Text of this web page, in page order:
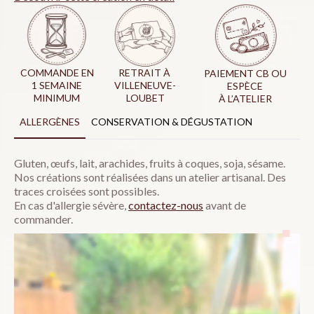
COMMANDE EN
1 SEMAINE
MINIMUM
RETRAIT À
VILLENEUVE-
LOUBET
PAIEMENT CB OU
ESPÈCE
À L’ATELIER
ALLERGÈNES
CONSERVATION & DÉGUSTATION
Gluten, œufs, lait, arachides, fruits à coques, soja, sésame.
Nos créations sont réalisées dans un atelier artisanal. Des
traces croisées sont possibles.
En cas d'allergie sévère,contactez-nous avant de
commander.